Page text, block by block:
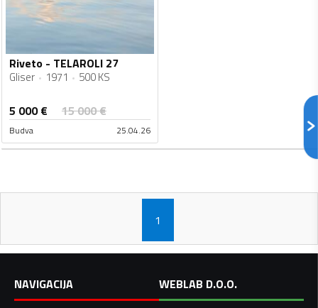
Riveto - TELAROLI 27
Gliser 1971 500 KS
5 000€ 15 000€
Budva 25.04.26
1
NAVIGACIJA
WEBLAB D.O.O.